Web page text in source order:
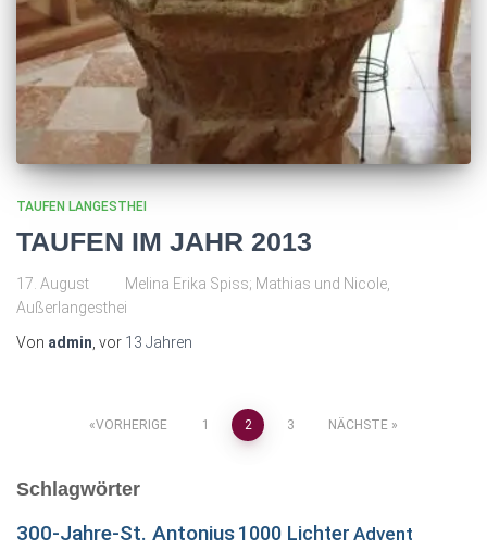
TAUFEN LANGESTHEI
TAUFEN IM JAHR 2013
17. August Melina Erika Spiss; Mathias und Nicole,
Außerlangesthei
Von admin, vor 13 Jahren
Seitennummerierung
der
Beiträge
VORHERIGE 1 2 3 NÄCHSTE
Schlagwörter
300-Jahre-St. Antonius1000 Lichter Advent